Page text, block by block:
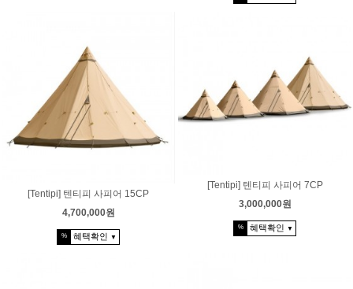
[Tentipi] 텐티피 사피어 15CP
4,700,000원
% 혜택확인 ▼
[Tentipi] 텐티피 사피어 7CP
3,000,000원
% 혜택확인 ▼